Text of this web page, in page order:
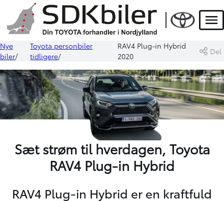
Nye
biler
Toyota personbiler
tidligere
RAV4 Plug-in Hybrid
2020
Del
Sæt strøm til hverdagen, Toyota
RAV4 Plug-in Hybrid
RAV4 Plug-in Hybrid er en kraftfuld